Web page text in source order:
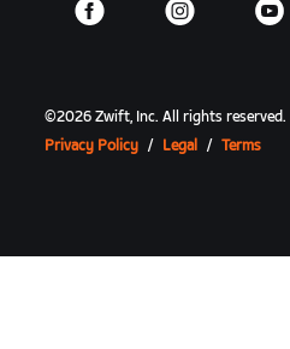
©2026 Zwift, Inc.All rights reserved.
Privacy Policy / Legal / Terms